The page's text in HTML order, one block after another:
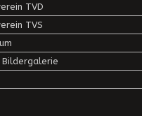
TVD
TVS
Bildergalerie